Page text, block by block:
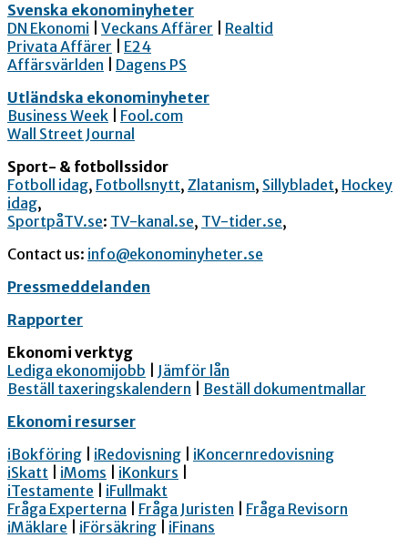
Svenska ekonominyheter
DN Ekonomi
Veckans Affärer
Realtid
Privata Affärer
E24
Affärsvärlden
Dagens PS
Utländska ekonominyheter
Business Week
Fool.com
Wall Street Journal
Sport- & fotbollssidor
Fotboll idag, Fotbollsnytt, Zlatanism, Sillybladet, Hockey
idag,
SportpåTV.se: TV-kanal.se, TV-tider.se,
Contact us: info@ekonominyheter.se
Pressmeddelanden
Rapporter
Ekonomi verktyg
Lediga ekonomijobb
Jämför lån
Beställ taxeringskalendern
Beställ dokumentmallar
Ekonomi resurser
iBokföring
iRedovisning
iKoncernredovisning
iSkatt
iMoms iKonkurs
iTestamente
iFullmakt
Fråga Experterna
Fråga Juristen
Fråga Revisorn
iMäklare
iFörsäkring iFinans